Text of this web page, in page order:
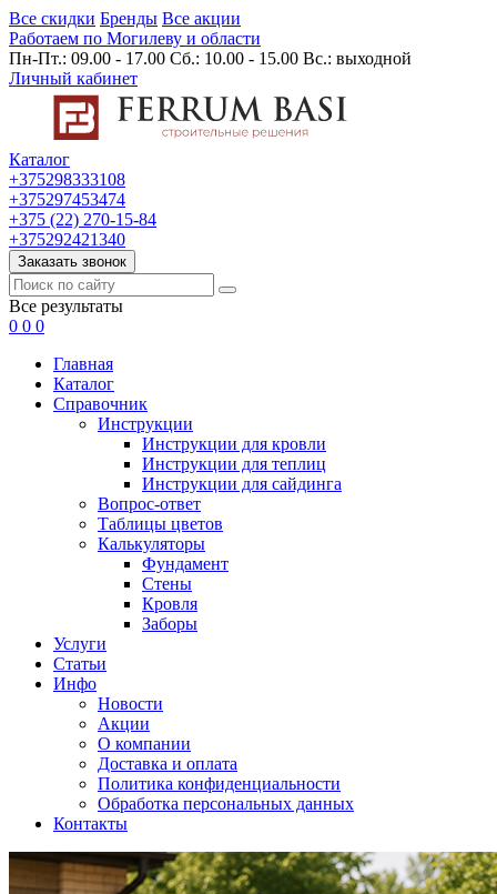
Все скидки Бренды Все акции
Работаем по Могилеву и области
Пн-Пт.: 09.00 - 17.00 Сб.: 10.00 - 15.00 Вс.: выходной
Личный кабинет
Каталог
+375298333108
+375297453474
+375 (22) 270-15-84
+375292421340
Заказать звонок
Все результаты
0 0 0
Главная
Каталог
Cправочник
Инструкции
Инструкции для кровли
Инструкции для теплиц
Инструкции для сайдинга
Вопрос-ответ
Таблицы цветов
Калькуляторы
Фундамент
Стены
Кровля
Заборы
Услуги
Статьи
Инфо
Новости
Акции
О компании
Доставка и оплата
Политика конфиденциальности
Обработка персональных данных
Контакты